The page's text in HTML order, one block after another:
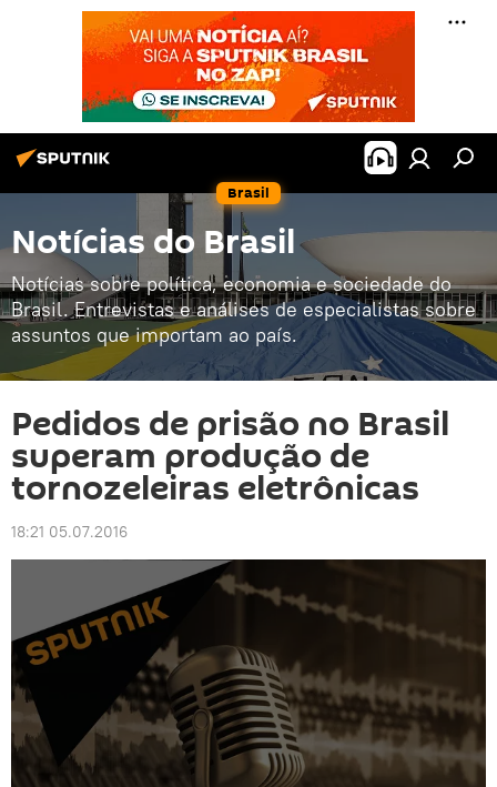
Brasil
Notícias do Brasil
Notícias sobre política, economia e sociedade do
Brasil. Entrevistas e análises de especialistas sobre
assuntos que importam ao país.
Pedidos de prisão no Brasil
superam produção de
tornozeleiras eletrônicas
18:21 05.07.2016